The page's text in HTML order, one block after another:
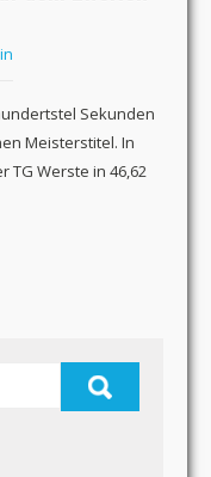
Sekunden
Meisterstitel. In
TG Werste in 46,62